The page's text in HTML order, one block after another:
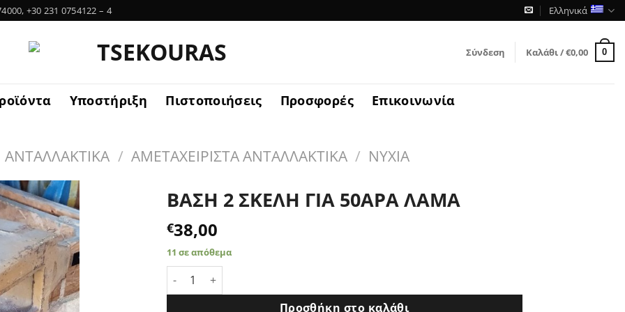
+30 231 0754122 – 4 Ελληνικά
Σύνδεση Καλάθι /€0,00 0
Υποστήριξη Πιστοποιήσεις Προσφορές Επικοινωνία
ΑΝΤΑΛΛΑΚΤΙΚΑ / ΑΜΕΤΑΧΕΙΡΙΣΤΑ ΑΝΤΑΛΛΑΚΤΙΚΑ / ΝΥΧΙΑ
ΒΑΣΗ 2 ΣΚΕΛΗ ΓΙΑ 50ΑΡΑ ΛΑΜΑ
€38,00
11 σε απόθεμα
ΒΑΣΗ 2 ΣΚΕΛΗ ΓΙΑ 50ΑΡΑ ΛΑΜΑ ποσότητα
Προσθήκη στο καλάθι